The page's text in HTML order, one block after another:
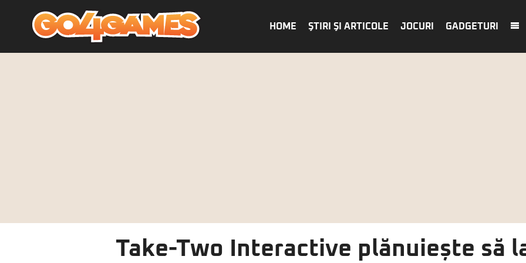
HOME ŞTIRI ŞI ARTICOLE JOCURI GADGETURI
Take-Two Interactive plănuiește să